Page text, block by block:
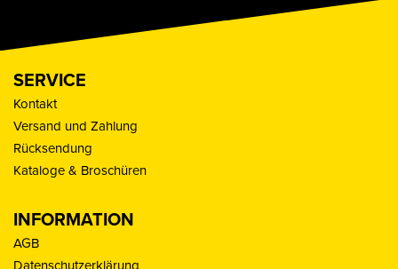
SERVICE
Kontakt
Versand und Zahlung
Rücksendung
Kataloge & Broschüren
INFORMATION
AGB